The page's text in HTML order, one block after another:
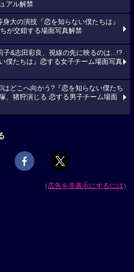
アル解禁
大の演技『恋を知らない僕たちは』
が交錯する場面写真解禁
子&志田彩良、視線の先に映るのは...!?
僕たちは』恋する女子チーム場面写真
はどこへ向かう?『恋を知らない僕たち
、猪狩演じる 恋する男子チーム場面
（広告を非表示にするには）